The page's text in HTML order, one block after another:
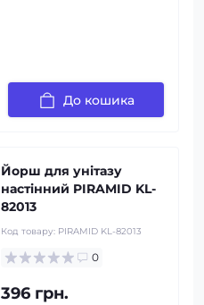
До кошика
Йорш для унітазу
настінний PIRAMID KL-
82013
Код товару: PIRAMID KL-82013
0
396 грн.